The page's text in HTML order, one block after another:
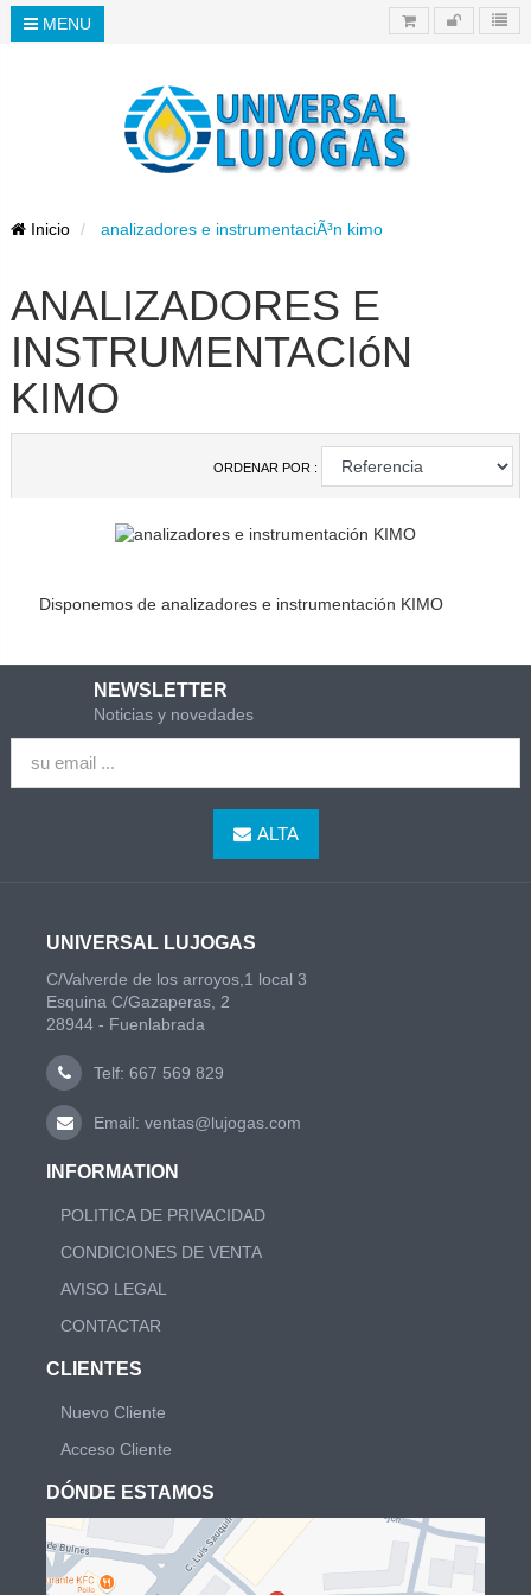
MENU
Inicio analizadores e instrumentaciÃ³n kimo
ANALIZADORES E
INSTRUMENTACIóN
KIMO
ORDENAR POR :
Disponemos de analizadores e instrumentación KIMO
NEWSLETTER
Noticias y novedades
ALTA
UNIVERSAL LUJOGAS
C/Valverde de los arroyos,1 local 3
Esquina C/Gazaperas, 2
28944 - Fuenlabrada
Telf: 667 569 829
Email: ventas@lujogas.com
INFORMATION
POLITICA DE PRIVACIDAD
CONDICIONES DE VENTA
AVISO LEGAL
CONTACTAR
CLIENTES
Nuevo Cliente
Acceso Cliente
DÓNDE ESTAMOS